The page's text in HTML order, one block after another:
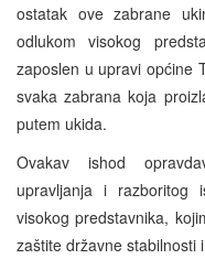
ostatak ove zabrane
odlukom visokog
zaposlen u upravi općine
svaka zabrana koja
putem ukida.
Ovakav ishod
upravljanja i razboritog
visokog predstavnika,
zaštite državne stabilnosti